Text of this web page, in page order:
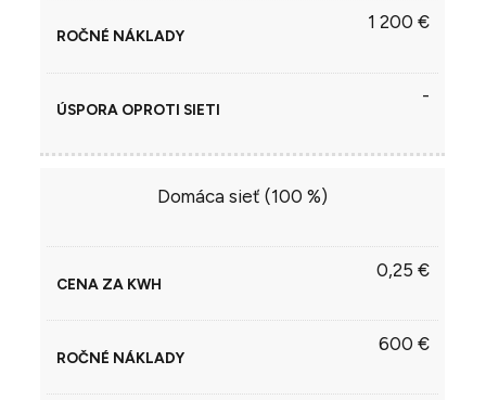
1 200 €
-
Domáca sieť (100 %)
0,25 €
600 €